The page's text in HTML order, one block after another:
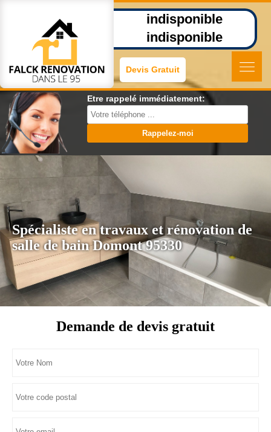
indisponible
indisponible
Devis Gratuit
Etre rappelé immédiatement:
Spécialiste en travaux et rénovation de
salle de bain Domont 95330
Demande de devis gratuit